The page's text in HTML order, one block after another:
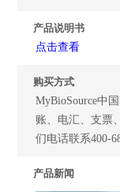
产品说明书
点击查看
购买方式
MyBioSource中
账、电汇、支票
们电话联系400-
产品新闻